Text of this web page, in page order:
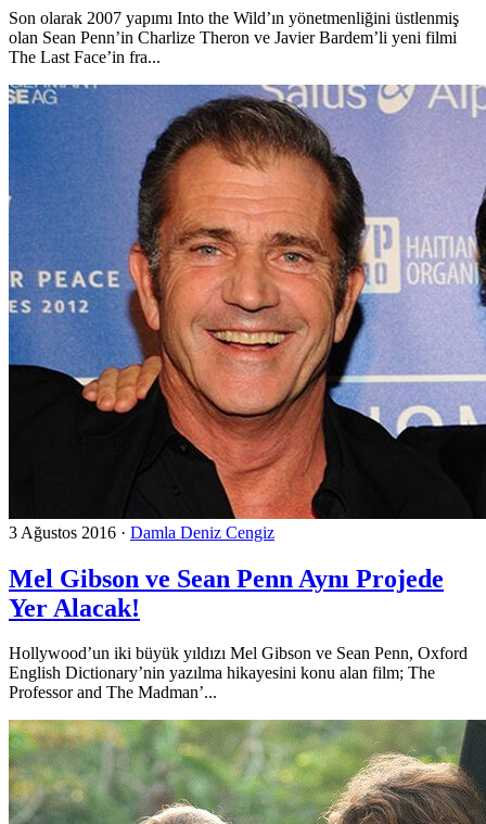
Son olarak 2007 yapımı Into the Wild’ın yönetmenliğini üstlenmiş
olan Sean Penn’in Charlize Theron ve Javier Bardem’li yeni filmi
The Last Face’in fra...
3 Ağustos 2016 · Damla Deniz Cengiz
Mel Gibson ve Sean Penn Aynı Projede
Yer Alacak!
Hollywood’un iki büyük yıldızı Mel Gibson ve Sean Penn, Oxford
English Dictionary’nin yazılma hikayesini konu alan film; The
Professor and The Madman’...